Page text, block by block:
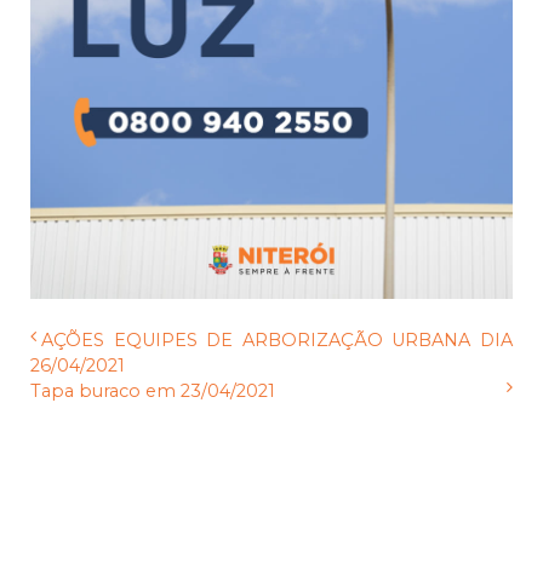
AÇÕES EQUIPES DE ARBORIZAÇÃO URBANA DIA
26/04/2021
Tapa buraco em 23/04/2021